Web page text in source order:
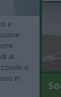
a
al
e
in